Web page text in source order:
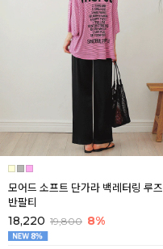
모어드 소프트 단가라 백레터링 루즈
반팔티
18,220 19,800 8%